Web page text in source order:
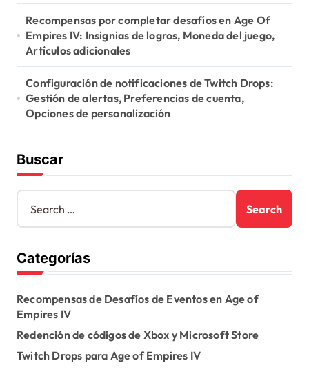
Recompensas por completar desafíos en Age Of
Empires IV: Insignias de logros, Moneda del juego,
Artículos adicionales
Configuración de notificaciones de Twitch Drops:
Gestión de alertas, Preferencias de cuenta,
Opciones de personalización
Buscar
S
a
c
h
o
r
:
Categorías
Recompensas de Desafíos de Eventos en Age of
Empires IV
Redención de códigos de Xbox y Microsoft Store
Twitch Drops para Age of Empires IV